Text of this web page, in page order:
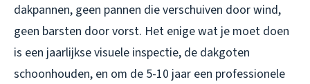
dakpannen, geen pannen die verschuiven door wind,
geen barsten door vorst. Het enige wat je moet doen
is een jaarlijkse visuele inspectie, de dakgoten
schoonhouden, en om de 5-10 jaar een professionele